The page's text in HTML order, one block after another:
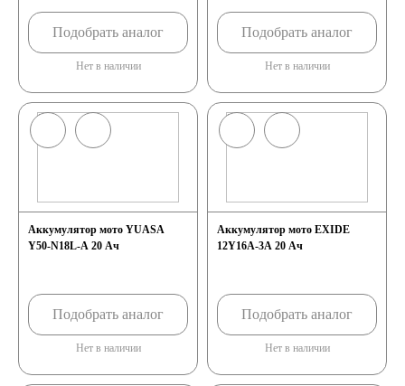
Аккумуляторы по стране
изготовлении
Южная Корея
США
Словения
Подобрать аналог
Нет в наличии
Подобрать аналог
Нет в наличии
Аккумулятор мото YUASA
Y50-N18L-A 20 Ач
Подобрать аналог
Нет в наличии
Аккумулятор мото EXIDE
12Y16A-3A 20 Ач
Подобрать аналог
Нет в наличии